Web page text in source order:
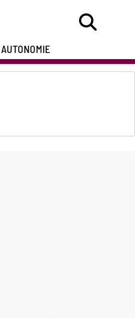
AUTONOMIE